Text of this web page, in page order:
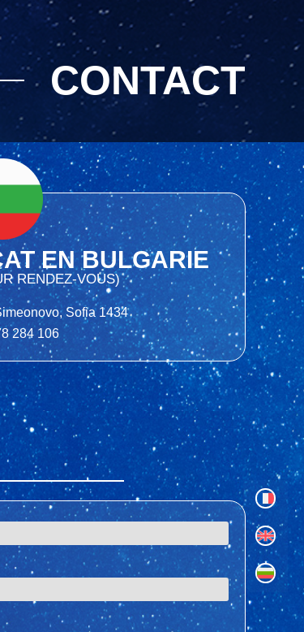
CONTACT
EN BULGARIE
RENDEZ-VOUS)
Sofia 1434
284 106